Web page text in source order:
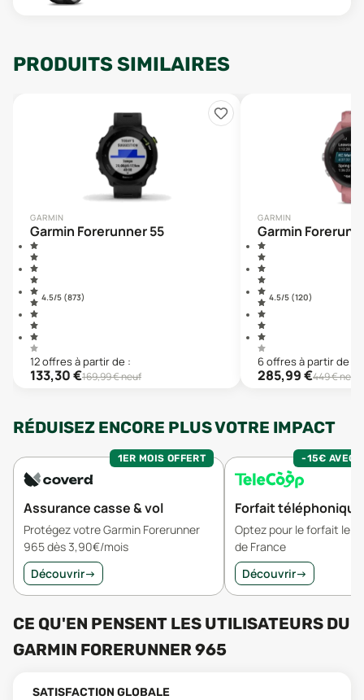
PRODUITS SIMILAIRES
GARMIN
Garmin Forerunner 55
4.5/5 (873)
12offresà partir de :
133,30€169,99€ neuf
GARMIN
Garmin
4.5/5 (120)
6offresà partir de :
285,99€449€ neuf
RÉDUISEZ ENCORE PLUS VOTRE IMPACT
1ER MOIS OFFERT
Assurance casse & vol
Protégez votre Garmin Forerunner
965 dès 3,90€/mois
Découvrir→
-15€ AVEC
Forfait téléphonique
Optez pour le forfait le
de France
Découvrir→
CE QU'EN PENSENT LES UTILISATEURS DU
GARMIN FORERUNNER 965
SATISFACTION GLOBALE